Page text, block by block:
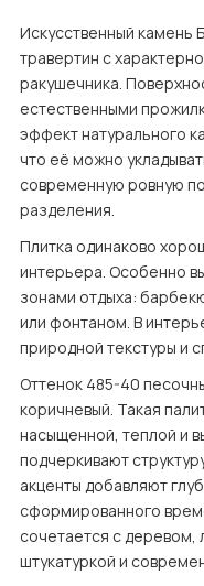
Искусственный камень
травертин с
ракушечника.
естественными
эффект натурального
что её можно
современную ровную
разделения.
Плитка одинаково
интерьера. Особенно
зонами отдыха:
или фонтаном. В
природной текстуры и
Оттенок 485-40
коричневый. Такая
насыщенной, теплой и
подчеркивают
акценты добавляют
сформированного
сочетается с
штукатуркой и